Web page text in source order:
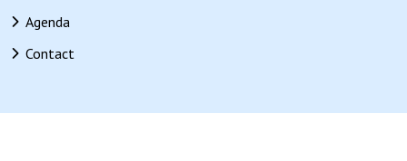
Agenda
Contact